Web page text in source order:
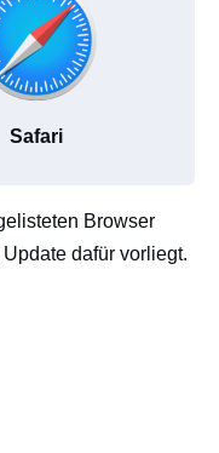
Safari
Browser
dafür vorliegt.